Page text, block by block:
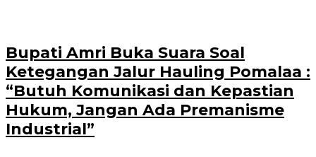
Bupati Amri Buka Suara Soal
Ketegangan Jalur Hauling Pomalaa :
“Butuh Komunikasi dan Kepastian
Hukum, Jangan Ada Premanisme
Industrial”